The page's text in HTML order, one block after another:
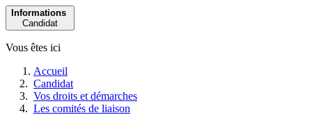
Informations
Candidat
Vous êtes ici
Accueil
Candidat
Vos droits et démarches
Les comités de liaison